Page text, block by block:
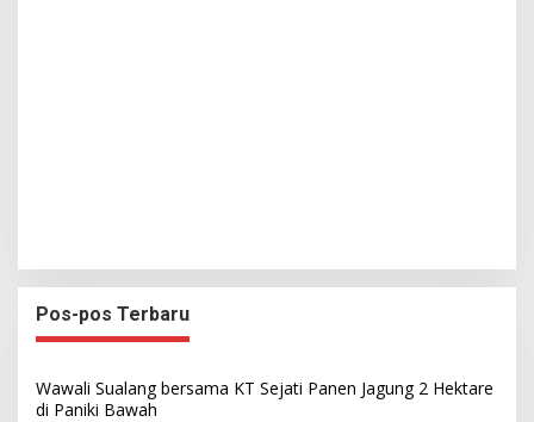
Pos-pos Terbaru
Wawali Sualang bersama KT Sejati Panen Jagung 2 Hektare
di Paniki Bawah